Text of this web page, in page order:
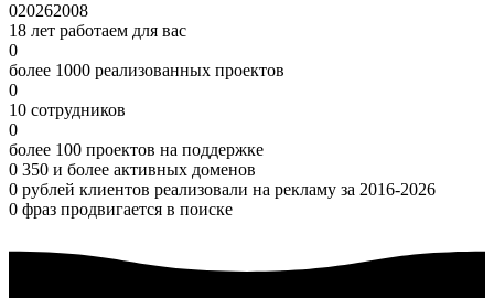
020262008
18 лет работаем для вас
0
более 1000 реализованных проектов
0
10 сотрудников
0
более 100 проектов на поддержке
0 350 и более активных доменов
0 рублей клиентов реализовали на рекламу за 2016-2026
0 фраз продвигается в поиске